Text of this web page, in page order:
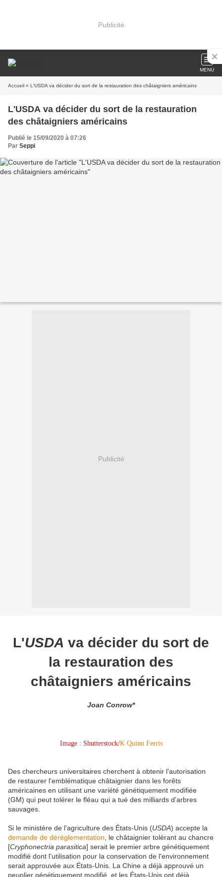
Publicité
MENU
Accueil » L'USDA va décider du sort de la restauration des châtaigniers américains
L'USDA va décider du sort de la restauration
des châtaigniers américains
Publié le 15/09/2020 à 07:26
Par Seppi
Publicité
L'USDA va décider du sort de
la restauration des
châtaigniers américains
Joan Conrow*
Image : Shutterstock/K Quinn Ferris
Des chercheurs universitaires cherchent à obtenir l'autorisation
de restaurer l'emblématique châtaignier dans les forêts
américaines en utilisant une variété génétiquement modifiée
(GM) qui peut tolérer le fléau qui a tué des milliards d'arbres
sauvages.
Si le ministère de l'agriculture des États-Unis (USDA) accepte la
demande de déréglementation , le châtaignier tolérant au chancre
[Cryphonectria parasitica] serait le premier arbre génétiquement
modifié dont l'utilisation pour la conservation de l'environnement
serait approuvée aux États-Unis. La Chine a déjà approuvé un
peuplier génétiquement modifié, et les États-Unis ont déjà